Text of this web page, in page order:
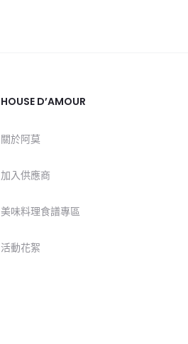
HOUSE D’AMOUR
關於阿莫
加入供應商
美味料理食譜專區
活動花絮